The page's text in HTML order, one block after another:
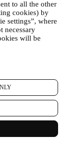
to all the other
cookies) by
settings”, where
necessary
will be
nossos
e
personalizada ao
os seus hábitos
produtos mais
das nossas
pixels de
com os seus
subscrever as
Usaremos
em outros
adaptar o
concordar em